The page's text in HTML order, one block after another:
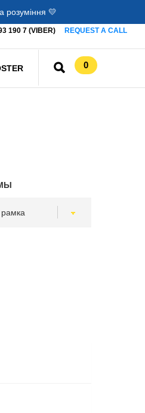
розуміння 💛
190 7 (VIBER) REQUEST A CALL
0